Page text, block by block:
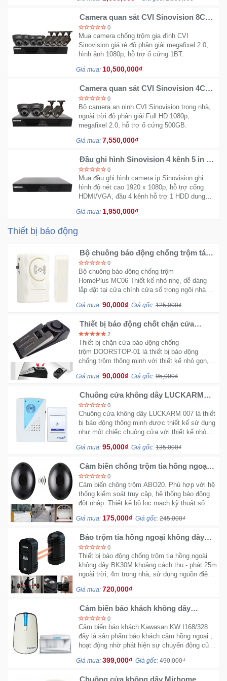
Camera quan sát CVI Sinovision 8CH
1.0 / 1.3 / 2.0Mpx
0
Mua camera chống trộm gia đình CVI
Sinovision giá rẻ độ phân giải megafixel 2.0,
hình ảnh 1080p, hỗ trợ ổ cứng 1BT.
Giá mua: 10,500,000₫
Camera quan sát CVI Sinovision 4CH
1.0 / 1.3 / 2.0Mpx
0
Bộ camera an ninh CVI Sinovision trong nhà,
ngoài trời độ phân giải Full HD 1080p,
megafixel 2.0, hỗ trợ ổ cứng 500GB.
Giá mua: 7,550,000₫
Đầu ghi hình Sinovision 4 kênh 5 in 1
X-XVR2-014TH
0
Mua đầu ghi hình camera ip Sinovision ghi
hình độ nét cao 1920 x 1080p, hỗ trợ cổng
HDMI/VGA, đầu 4 kênh hỗ trợ 1 HDD dung
Giá mua: 1,950,000₫
Thiết bị báo động
Bộ chuông báo động chống trộm tách
cửa HOMELUS MC06 - Không dây
0
Bộ chuông báo động chống trộm
HomePlus MC06 Thiết kế nhỏ nhẹ, dễ dàng
lắp đặt tại cửa chính cửa sổ trong ngôi nhà
cực lớn
Giá mua: 90,000₫ Giá gốc: 125,000₫
Thiết bị báo động chốt chặn cửa
DoorStop 01 - Cảm biến chuông
2
Thiết bị chặn cửa báo động chống
trộm DOORSTOP-01 là thiết bị báo động
chống trộm thông minh với thiết kế nhỏ gọn,
pin 2AA
Giá mua: 90,000₫ Giá gốc: 95,000₫
Chuông cửa không dây LUCKARM
007 - Inteligent Sử dụng 1 pin
0
Chuông cửa không dây LUCKARM 007 là thiết
bị báo động thông minh được thiết kế sử dụng
như một chiếc chuông cửa với thiết kế nhỏ
đi dây.
Giá mua: 95,000₫ Giá gốc: 135,000₫
Cảm biến chống trộm tia hồng ngoại
ABO20 - Không dây
0
Cảm biến chông trộm ABO20. Phù hợp với hệ
thống kiểm soát truy cập, hệ thống báo động
đột nhập. Thiết kế bộ lọc mạch kỹ thuật số
Giá mua: 175,000₫ Giá gốc: 245,000₫
Báo trộm tia hồng ngoại không dây
BK30M - Quét cực nhạy
0
Thiết bị báo động chống trộm tia hồng ngoài
không dây BK30M khoảng cách thu - phát 25m
ngoài trời, 4m trong nhà, sử dụng nguồn điện
Giá mua: 720,000₫
Cảm biến báo khách không dây
Kawasan KW-I618/328
0
Cảm biến báo khách Kawasan KW I168/328
đây là sản phẩm báo khách cảm hồng ngoại ,
hoạt động nhờ phát hiện sự chuyển động của
Giá mua: 399,000₫ Giá gốc: 490,000₫
Chuông cửa không dây Mjrhome